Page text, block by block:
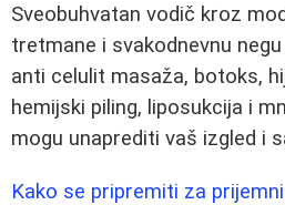
Sveobuhvatan vodič kroz
tretmane i svakodnevnu
anti celulit masaža, botoks,
hemijski piling, liposukcija i
mogu unaprediti vaš izgled i
Kako se pripremiti za